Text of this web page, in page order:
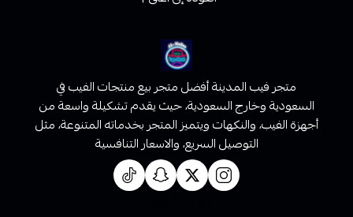
متجر فيب المدينة أفضل متجر بيع منتجات الفيب في
السعودية وخارج السعودية، حيث يقدم تشكيلة واسعة من
أجهزة الفيب، والنكهات ويتميز المتجر بخدماته المتنوعة، مثل
التوصيل السريع، والاسعار التنافسية